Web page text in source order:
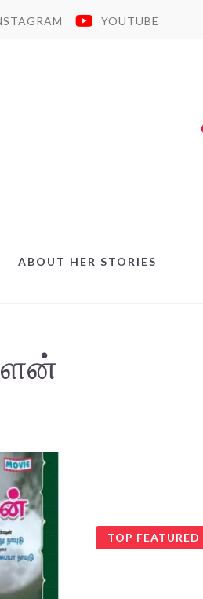
YOUTUBE
ABOUT HER STORIES
TOP FEATURED